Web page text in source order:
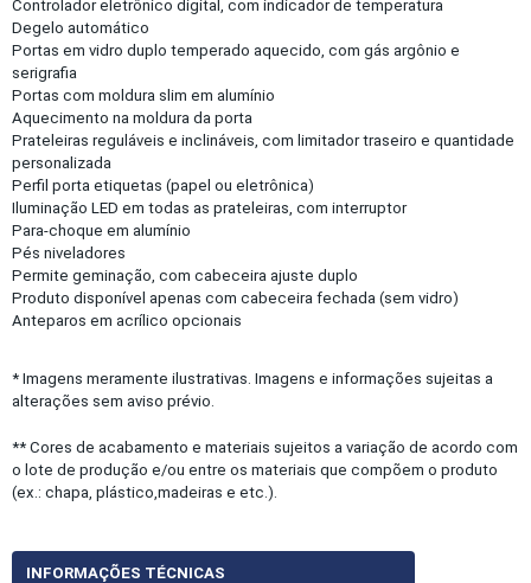
Controlador eletrônico digital, com indicador de temperatura
Degelo automático
Portas em vidro duplo temperado aquecido, com gás argônio e
serigrafia
Portas com moldura slim em alumínio
Aquecimento na moldura da porta
Prateleiras reguláveis e inclináveis, com limitador traseiro e quantidade
personalizada
Perfil porta etiquetas (papel ou eletrônica)
Iluminação LED em todas as prateleiras, com interruptor
Para-choque em alumínio
Pés niveladores
Permite geminação, com cabeceira ajuste duplo
Produto disponível apenas com cabeceira fechada (sem vidro)
Anteparos em acrílico opcionais
* Imagens meramente ilustrativas. Imagens e informações sujeitas a
alterações sem aviso prévio.
** Cores de acabamento e materiais sujeitos a variação de acordo com
o lote de produção e/ou entre os materiais que compõem o produto
(ex.: chapa, plástico,madeiras e etc.).
INFORMAÇÕES TÉCNICAS